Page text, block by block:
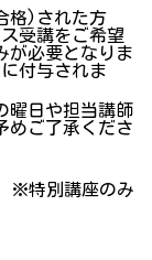
格)された方
受講をご希望
が必要となりま
付与されま
曜日や担当講師
めご了承くださ
※特別講座のみ